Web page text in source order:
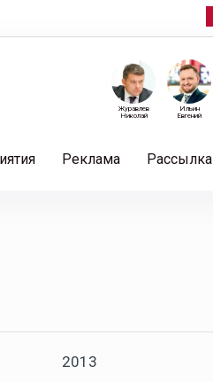
Ильин
Евгений
Журавлев
Николай
Реклама Рассылка
2013